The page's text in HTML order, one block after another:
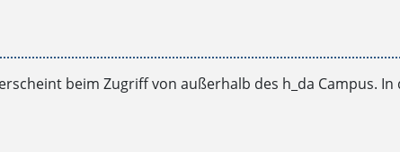
beim Zugriff von außerhalb des h_da Campus.